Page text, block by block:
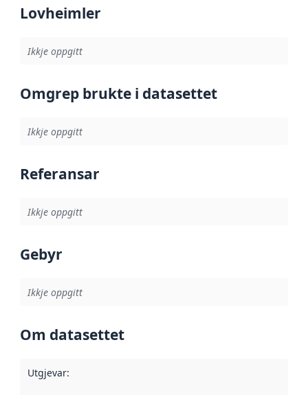
Lovheimler
Ikkje oppgitt
Omgrep brukte i datasettet
Ikkje oppgitt
Referansar
Ikkje oppgitt
Gebyr
Ikkje oppgitt
Om datasettet
Utgjevar: